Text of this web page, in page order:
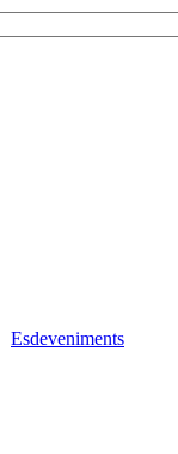
Esdeveniments